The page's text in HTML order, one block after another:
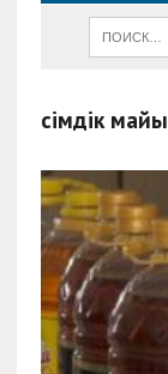
өсімдік майы